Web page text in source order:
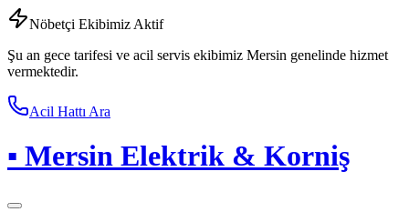
Nöbetçi Ekibimiz Aktif
Şu an gece tarifesi ve acil servis ekibimiz Mersin genelinde hizmet
vermektedir.
Acil Hattı Ara
▪ Mersin Elektrik & Korniş